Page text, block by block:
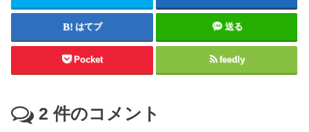
はてブ 送る
Pocket feedly
2 件のコメント